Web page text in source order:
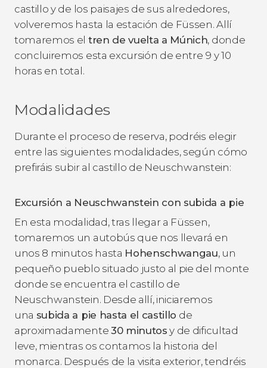
castillo y de los paisajes de sus alrededores,
volveremos hasta la estación de Füssen. Allí
tomaremos el tren de vuelta a Múnich, donde
concluiremos esta excursión de entre 9 y 10
horas en total.
Modalidades
Durante el proceso de reserva, podréis elegir
entre las siguientes modalidades, según cómo
prefiráis subir al castillo de Neuschwanstein:
Excursión a Neuschwanstein con subida a pie
En esta modalidad, tras llegar a Füssen,
tomaremos un autobús que nos llevará en
unos 8 minutos hasta Hohenschwangau, un
pequeño pueblo situado justo al pie del monte
donde se encuentra el castillo de
Neuschwanstein. Desde allí, iniciaremos
una subida a pie hasta el castillo de
aproximadamente 30 minutos y de dificultad
leve, mientras os contamos la historia del
monarca. Después de la visita exterior, tendréis